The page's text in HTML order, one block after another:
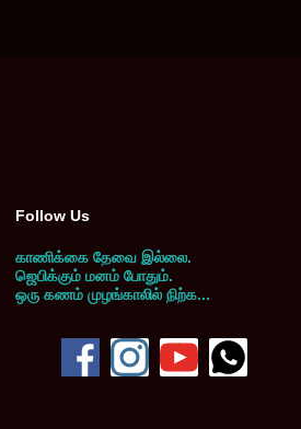
Follow Us
காணிக்கை தேவை இல்லை.
ஜெபிக்கும் மனம் போதும்.
ஒரு கணம் முழங்காலில் நிற்க...